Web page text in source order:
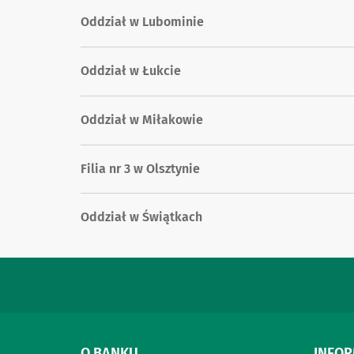
Oddział w Lubominie
Oddział w Łukcie
Oddział w Miłakowie
Filia nr 3 w Olsztynie
Oddział w Świątkach